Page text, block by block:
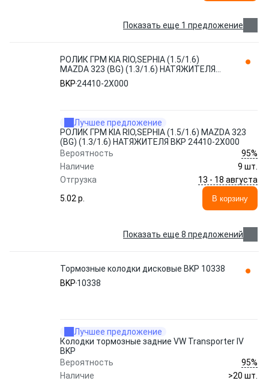
Показать еще 1 предложение
РОЛИК ГРМ KIA RIO,SEPHIA (1.5/1.6)
MAZDA 323 (BG) (1.3/1.6) НАТЯЖИТЕЛЯ
BKP 24410-2X000
BKP 24410-2X000
Лучшее предложение
РОЛИК ГРМ KIA RIO,SEPHIA (1.5/1.6) MAZDA 323
(BG) (1.3/1.6) НАТЯЖИТЕЛЯ BKP 24410-2X000
Вероятность
95%
Наличие
9 шт.
Отгрузка
13 - 18 августа
5.02 p.
В корзину
Показать еще 8 предложений
Тормозные колодки дисковые BKP 10338
BKP 10338
Лучшее предложение
Колодки тормозные задние VW Transporter IV
BKP
Вероятность
95%
Наличие
>20 шт.